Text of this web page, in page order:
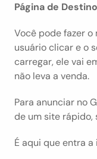
Página de Destino
Você pode fazer o
usuário clicar e o
carregar, ele vai
não leva a venda.
Para anunciar no
de um site rápido,
É aqui que entra